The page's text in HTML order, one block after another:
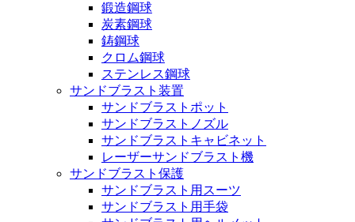
鍛造鋼球
炭素鋼球
鋳鋼球
クロム鋼球
ステンレス鋼球
サンドブラスト装置
サンドブラストポット
サンドブラストノズル
サンドブラストキャビネット
レーザーサンドブラスト機
サンドブラスト保護
サンドブラスト用スーツ
サンドブラスト用手袋